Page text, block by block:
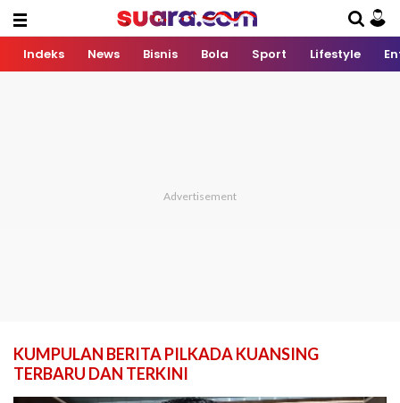
Indeks News Bisnis Bola Sport Lifestyle
KUMPULAN BERITA PILKADA KUANSING
TERBARU DAN TERKINI